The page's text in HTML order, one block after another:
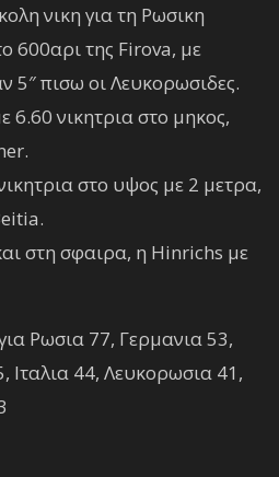
νικη για τη Ρωσικη
600αρι της Firova, με
5″ πισω οι Λευκορωσιδες.
νικητρια στο μηκος,
στο υψος με 2 μετρα,
στη σφαιρα, η Hinrichs με
Ρωσια 77, Γερμανια 53,
Ιταλια 44, Λευκορωσια 41,